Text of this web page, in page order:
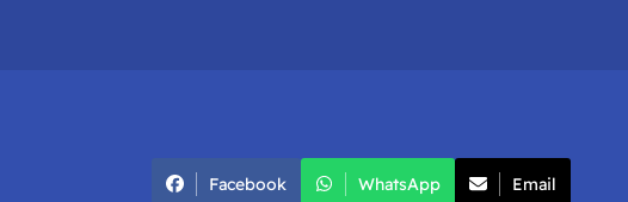
Facebook WhatsApp Email